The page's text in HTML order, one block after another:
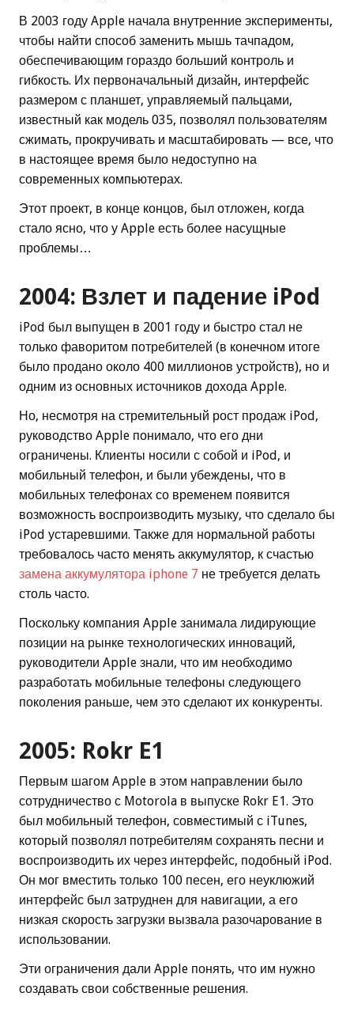
В 2003 году Apple начала внутренние эксперименты,
чтобы найти способ заменить мышь тачпадом,
обеспечивающим гораздо больший контроль и
гибкость. Их первоначальный дизайн, интерфейс
размером с планшет, управляемый пальцами,
известный как модель 035, позволял пользователям
сжимать, прокручивать и масштабировать — все, что
в настоящее время было недоступно на
современных компьютерах.
Этот проект, в конце концов, был отложен, когда
стало ясно, что у Apple есть более насущные
проблемы…
2004: Взлет и падение iPod
iPod был выпущен в 2001 году и быстро стал не
только фаворитом потребителей (в конечном итоге
было продано около 400 миллионов устройств), но и
одним из основных источников дохода Apple.
Но, несмотря на стремительный рост продаж iPod,
руководство Apple понимало, что его дни
ограничены. Клиенты носили с собой и iPod, и
мобильный телефон, и были убеждены, что в
мобильных телефонах со временем появится
возможность воспроизводить музыку, что сделало бы
iPod устаревшими. Также для нормальной работы
требовалось часто менять аккумулятор, к счастью
замена аккумулятора iphone 7 не требуется делать
столь часто.
Поскольку компания Apple занимала лидирующие
позиции на рынке технологических инноваций,
руководители Apple знали, что им необходимо
разработать мобильные телефоны следующего
поколения раньше, чем это сделают их конкуренты.
2005: Rokr E1
Первым шагом Apple в этом направлении было
сотрудничество с Motorola в выпуске Rokr E1. Это
был мобильный телефон, совместимый с iTunes,
который позволял потребителям сохранять песни и
воспроизводить их через интерфейс, подобный iPod.
Он мог вместить только 100 песен, его неуклюжий
интерфейс был затруднен для навигации, а его
низкая скорость загрузки вызвала разочарование в
использовании.
Эти ограничения дали Apple понять, что им нужно
создавать свои собственные решения.